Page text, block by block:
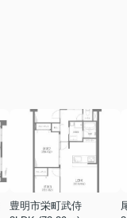
豊明市栄町武侍